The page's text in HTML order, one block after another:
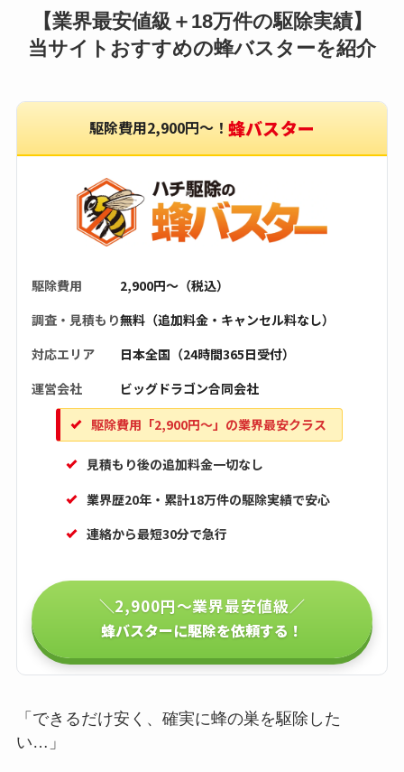
【業界最安値級＋18万件の駆除実績】
当サイトおすすめの蜂バスターを紹介
駆除費用2,900円〜！ 蜂バスター
駆除費用
2,900円〜（税込）
調査・見積もり無料（追加料金・キャンセル料なし）
対応エリア
日本全国（24時間365日受付）
運営会社
ビッグドラゴン合同会社
駆除費用「2,900円〜」の業界最安クラス
見積もり後の追加料金一切なし
業界歴20年・累計18万件の駆除実績で安心
連絡から最短30分で急行
＼2,900円〜業界最安値級／
蜂バスターに駆除を依頼する！
「できるだけ安く、確実に蜂の巣を駆除した
い…」